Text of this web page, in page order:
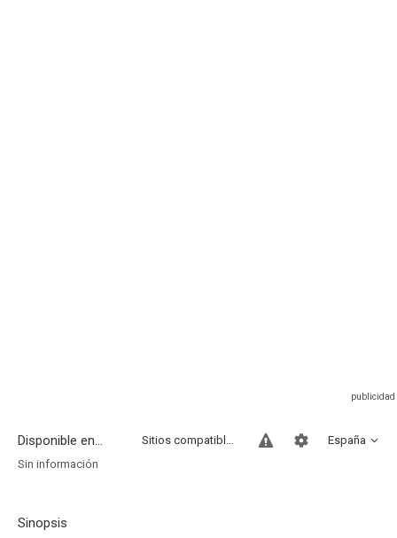
Disponible en... España
Sitios compatibles
Sin información
Sinopsis